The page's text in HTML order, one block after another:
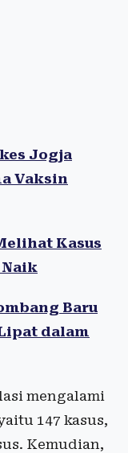
Jogja
Vaksin
Kasus
Baru
dalam
mengalami
147 kasus,
Kemudian,